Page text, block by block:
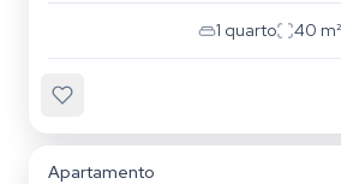
1 quarto 40 m²
Apartamento